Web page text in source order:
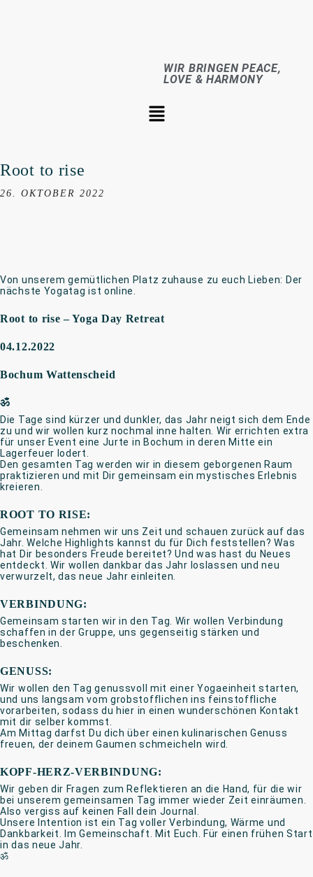
WIR BRINGEN PEACE,
LOVE & HARMONY
Root to rise
26. OKTOBER 2022
Von unserem gemütlichen Platz zuhause zu euch Lieben: Der
nächste Yogatag ist online.
Root to rise – Yoga Day Retreat
04.12.2022
Bochum Wattenscheid
ॐ
Die Tage sind kürzer und dunkler, das Jahr neigt sich dem Ende
zu und wir wollen kurz nochmal inne halten. Wir errichten extra
für unser Event eine Jurte in Bochum in deren Mitte ein
Lagerfeuer lodert.
Den gesamten Tag werden wir in diesem geborgenen Raum
praktizieren und mit Dir gemeinsam ein mystisches Erlebnis
kreieren.
ROOT TO RISE:
Gemeinsam nehmen wir uns Zeit und schauen zurück auf das
Jahr. Welche Highlights kannst du für Dich feststellen? Was
hat Dir besonders Freude bereitet? Und was hast du Neues
entdeckt. Wir wollen dankbar das Jahr loslassen und neu
verwurzelt, das neue Jahr einleiten.
VERBINDUNG:
Gemeinsam starten wir in den Tag. Wir wollen Verbindung
schaffen in der Gruppe, uns gegenseitig stärken und
beschenken.
GENUSS:
Wir wollen den Tag genussvoll mit einer Yogaeinheit starten,
und uns langsam vom grobstofflichen ins feinstoffliche
vorarbeiten, sodass du hier in einen wunderschönen Kontakt
mit dir selber kommst.
Am Mittag darfst Du dich über einen kulinarischen Genuss
freuen, der deinem Gaumen schmeicheln wird.
KOPF-HERZ-VERBINDUNG:
Wir geben dir Fragen zum Reflektieren an die Hand, für die wir
bei unserem gemeinsamen Tag immer wieder Zeit einräumen.
Also vergiss auf keinen Fall dein Journal.
Unsere Intention ist ein Tag voller Verbindung, Wärme und
Dankbarkeit. Im Gemeinschaft. Mit Euch. Für einen frühen Start
in das neue Jahr.
ॐ